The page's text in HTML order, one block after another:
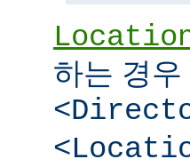
하는 경